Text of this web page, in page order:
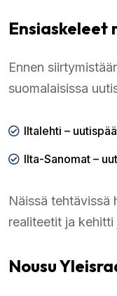
Ensiaskeleet
Ennen
suomalaisissa
Iltalehti –
Ilta-Sanomat –
Näissä tehtävissä
realiteetit ja
Nousu